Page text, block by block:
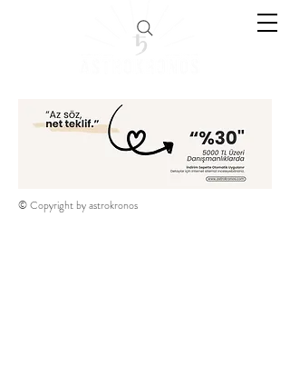
© Copyright by astrokronos